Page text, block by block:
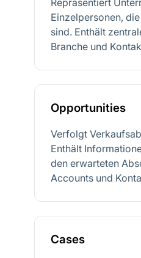
Repräsentiert
Einzelpersonen,
sind. Enthält
Branche und
Opportunities
Verfolgt
Enthält
den erwarteten
Accounts und
Cases